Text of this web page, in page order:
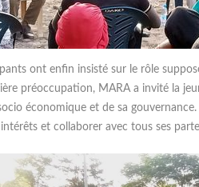
ont enfin insisté sur le rôle
préoccupation, MARA a invité la
économique et de sa
et collaborer avec tous ses